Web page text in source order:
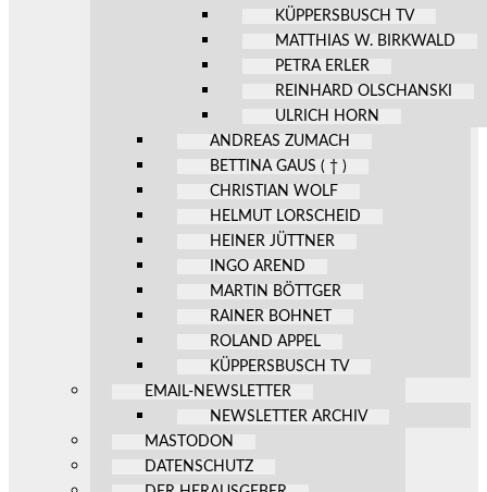
KÜPPERSBUSCH TV
MATTHIAS W. BIRKWALD
PETRA ERLER
REINHARD OLSCHANSKI
ULRICH HORN
ANDREAS ZUMACH
BETTINA GAUS ( † )
CHRISTIAN WOLF
HELMUT LORSCHEID
HEINER JÜTTNER
INGO AREND
MARTIN BÖTTGER
RAINER BOHNET
ROLAND APPEL
KÜPPERSBUSCH TV
EMAIL-NEWSLETTER
NEWSLETTER ARCHIV
MASTODON
DATENSCHUTZ